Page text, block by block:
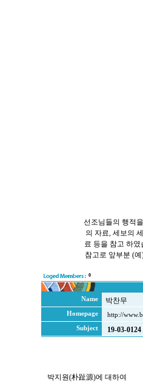
선조님들의 행적
의 자료, 세보의
료 등을 참고 하
참고로 앞부분 (
0
Name 박찬무
Homepage
http://
Subject
19-03-
박지원(朴趾源)에 대하여